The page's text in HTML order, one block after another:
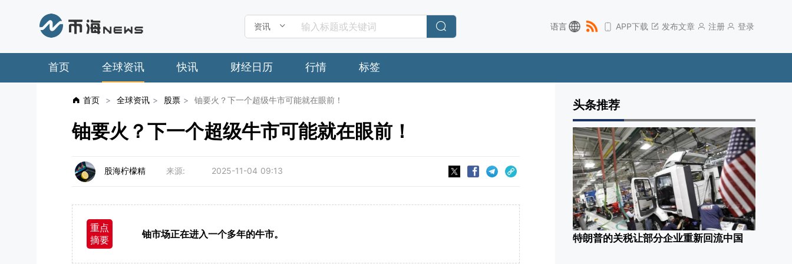
语言 APP下载 发布文章 注册 登录
首页 全球资讯 快讯 财经日历 行情 标签
首页 > 全球资讯 > 股票 > 铀要火？下一个超级牛市可能就在眼前！
铀要火？下一个超级牛市可能就在眼前！
股海柠檬精 来源: 2025-11-04 09:13
重点
摘要
铀市场正在进入一个多年的牛市。
头条推荐
特朗普的关税让部分企业重新回流中国